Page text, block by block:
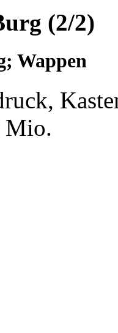
(2/2)
Wappen
Mio.